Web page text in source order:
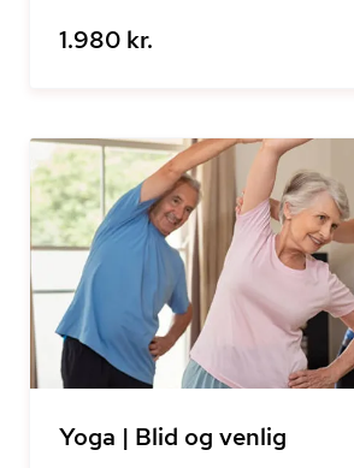
1.980 kr.
Yoga | Blid og venlig